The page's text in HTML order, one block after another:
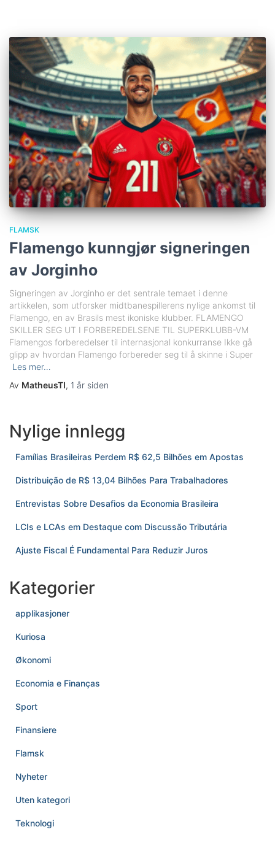
FLAMSK
Flamengo kunngjør signeringen
av Jorginho
Signeringen av Jorginho er det sentrale temaet i denne
artikkelen, som utforsker midtbanespillerens nylige ankomst til
Flamengo, en av Brasils mest ikoniske klubber. FLAMENGO
SKILLER SEG UT I FORBEREDELSENE TIL SUPERKLUBB-VM
Flamengos forberedelser til internasjonal konkurranse Ikke gå
glipp av hvordan Flamengo forbereder seg til å skinne i Super
Les mer…
Av MatheusTI, 1 år siden
Nylige innlegg
Famílias Brasileiras Perdem R$ 62,5 Bilhões em Apostas
Distribuição de R$ 13,04 Bilhões Para Trabalhadores
Entrevistas Sobre Desafios da Economia Brasileira
LCIs e LCAs em Destaque com Discussão Tributária
Ajuste Fiscal É Fundamental Para Reduzir Juros
Kategorier
applikasjoner
Kuriosa
Økonomi
Economia e Finanças
Sport
Finansiere
Flamsk
Nyheter
Uten kategori
Teknologi